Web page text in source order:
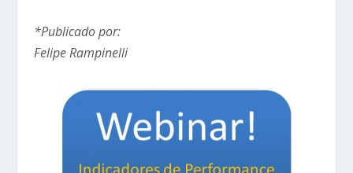
*Publicado por:
Felipe Rampinelli